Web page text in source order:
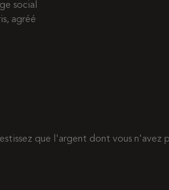
social
agréé
que l'argent dont vous